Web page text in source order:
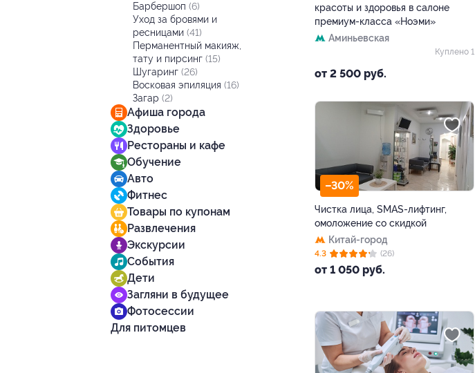
Афиша города
Барбершоп (6)
Уход за бровями и
ресницами (41)
Перманентный макияж,
тату и пирсинг (15)
Шугаринг (26)
Восковая эпиляция (16)
Загар (2)
Здоровье
Рестораны и кафе
Обучение
Авто
Фитнес
Товары по купонам
Развлечения
Экскурсии
События
Дети
Загляни в будущее
Фотосессии
Для питомцев
красоты и здоровья в салоне
премиум-класса «Ноэми»
Аминьевская
от 2 500 руб.
Куплено 1
–30%
Чистка лица, SMAS-лифтинг,
омоложение со скидкой
Китай-город
от 1 050 руб.
4.3 (26)